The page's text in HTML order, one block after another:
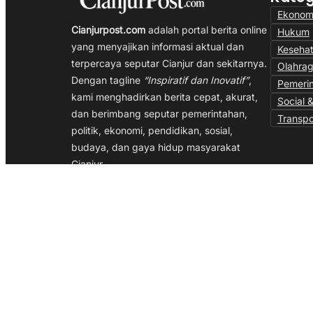
Cianjurpost.com adalah portal berita online
yang menyajikan informasi aktual dan
terpercaya seputar Cianjur dan sekitarnya.
Dengan tagline “Inspiratif dan Inovatif”,
kami menghadirkan berita cepat, akurat,
dan berimbang seputar pemerintahan,
politik, ekonomi, pendidikan, sosial,
budaya, dan gaya hidup masyarakat
Cianjur.
Hukum
Social